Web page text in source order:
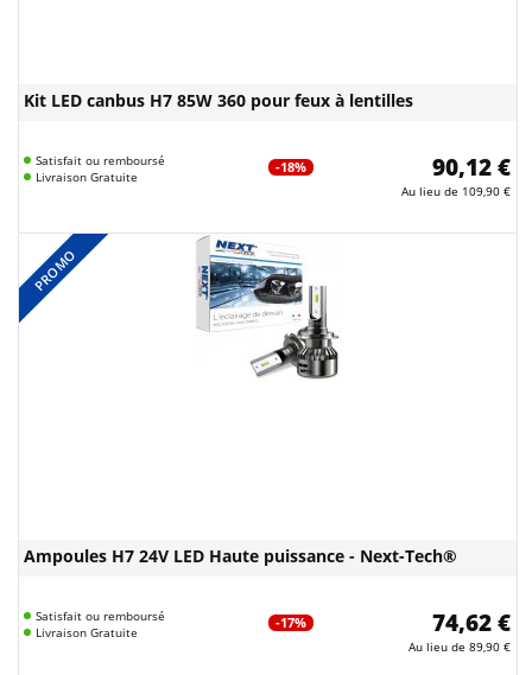
Kit LED canbus H7 85W 360 pour feux à lentilles
Satisfait ou remboursé
Livraison Gratuite
-18% 90,12 €
Au lieu de 109,90 €
PROMO
Ampoules H7 24V LED Haute puissance - Next-Tech®
Satisfait ou remboursé
Livraison Gratuite
-17% 74,62 €
Au lieu de 89,90 €